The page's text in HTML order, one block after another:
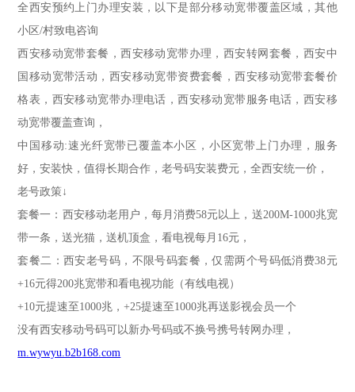
全西安预约上门办理安装，以下是部分移动宽带覆盖区域，其他
小区/村致电咨询
西安移动宽带套餐，西安移动宽带办理，西安转网套餐，西安中
国移动宽带活动，西安移动宽带资费套餐，西安移动宽带套餐价
格表，西安移动宽带办理电话，西安移动宽带服务电话，西安移
动宽带覆盖查询，
中国移动:速光纤宽带已覆盖本小区，小区宽带上门办理，服务
好，安装快，值得长期合作，老号码安装费元，全西安统一价，
老号政策↓
套餐一：西安移动老用户，每月消费58元以上，送200M-1000兆宽
带一条，送光猫，送机顶盒，看电视每月16元，
套餐二：西安老号码，不限号码套餐，仅需两个号码低消费38元
+16元得200兆宽带和看电视功能（有线电视）
+10元提速至1000兆，+25提速至1000兆再送影视会员一个
没有西安移动号码可以新办号码或不换号携号转网办理，
m.wywyu.b2b168.com